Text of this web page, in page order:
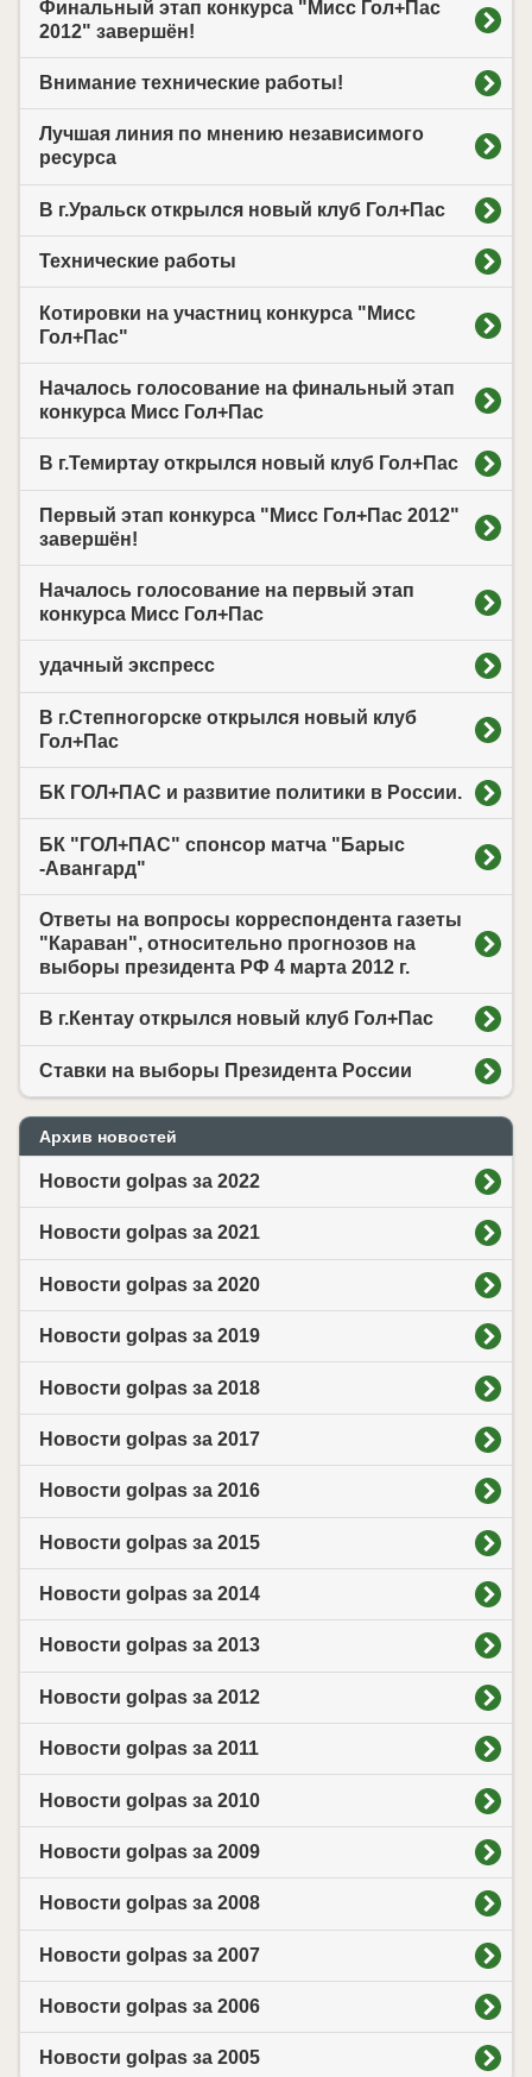
Финальный этап конкурса "Мисс Гол+Пас
2012" завершён!
Внимание технические работы!
Лучшая линия по мнению независимого
ресурса
В г.Уральск открылся новый клуб Гол+Пас
Технические работы
Котировки на участниц конкурса "Мисс
Гол+Пас"
Началось голосование на финальный этап
конкурса Мисс Гол+Пас
В г.Темиртау открылся новый клуб Гол+Пас
Первый этап конкурса "Мисс Гол+Пас 2012"
завершён!
Началось голосование на первый этап
конкурса Мисс Гол+Пас
удачный экспресс
В г.Степногорске открылся новый клуб
Гол+Пас
БК ГОЛ+ПАС и развитие политики в России.
БК "ГОЛ+ПАС" спонсор матча "Барыс
-Авангард"
Ответы на вопросы корреспондента газеты
"Караван", относительно прогнозов на
выборы президента РФ 4 марта 2012 г.
В г.Кентау открылся новый клуб Гол+Пас
Ставки на выборы Президента России
Архив новостей
Новости golpas за 2022
Новости golpas за 2021
Новости golpas за 2020
Новости golpas за 2019
Новости golpas за 2018
Новости golpas за 2017
Новости golpas за 2016
Новости golpas за 2015
Новости golpas за 2014
Новости golpas за 2013
Новости golpas за 2012
Новости golpas за 2011
Новости golpas за 2010
Новости golpas за 2009
Новости golpas за 2008
Новости golpas за 2007
Новости golpas за 2006
Новости golpas за 2005